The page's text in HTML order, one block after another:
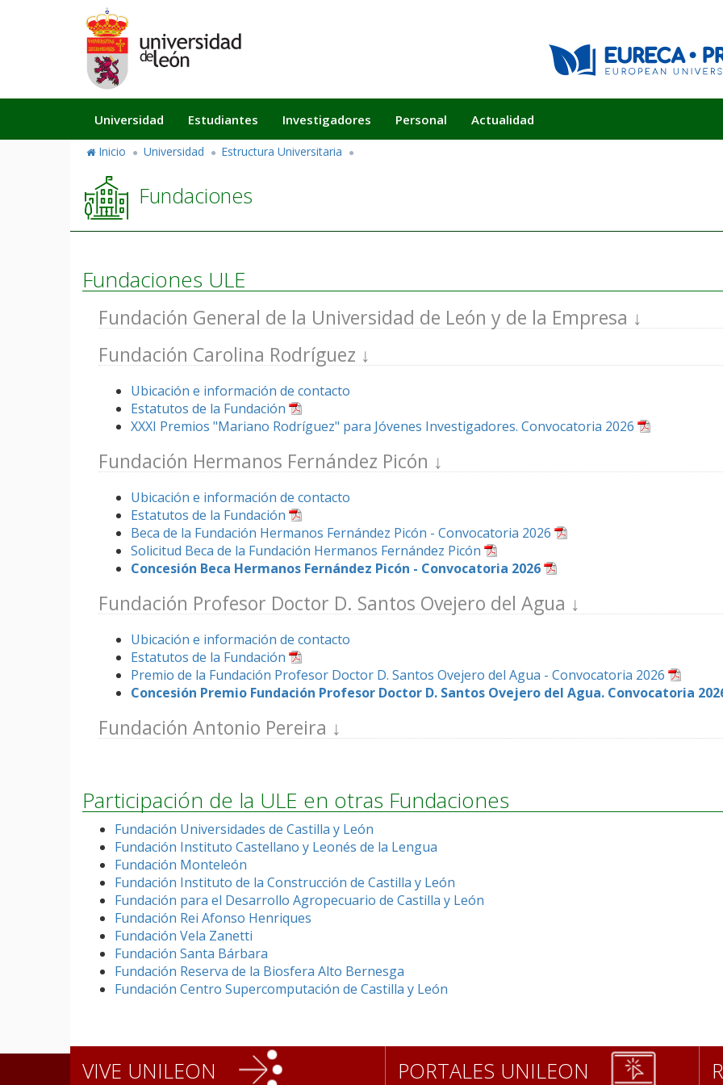
Navegación
principal
Universidad Estudiantes Investigadores Personal Actualidad
Inicio Universidad Estructura Universitaria
Fundaciones
Fundaciones ULE
Fundación General de la Universidad de León y de la Empresa
Fundación Carolina Rodríguez
Ubicación e información de contacto
Estatutos de la Fundación
XXXI Premios "Mariano Rodríguez" para Jóvenes Investigadores. Convocatoria 2026
Fundación Hermanos Fernández Picón
Ubicación e información de contacto
Estatutos de la Fundación
Beca de la Fundación Hermanos Fernández Picón - Convocatoria 2026
Solicitud Beca de la Fundación Hermanos Fernández Picón
Concesión Beca Hermanos Fernández Picón - Convocatoria 2026
Fundación Profesor Doctor D. Santos Ovejero del Agua
Ubicación e información de contacto
Estatutos de la Fundación
Premio de la Fundación Profesor Doctor D. Santos Ovejero del Agua - Convocatoria 2026
Concesión Premio Fundación Profesor Doctor D. Santos Ovejero del Agua. Convocatoria
Fundación Antonio Pereira
Participación de la ULE en otras Fundaciones
Fundación Universidades de Castilla y León
Fundación Instituto Castellano y Leonés de la Lengua
Fundación Monteleón
Fundación Instituto de la Construcción de Castilla y León
Fundación para el Desarrollo Agropecuario de Castilla y León
Fundación Rei Afonso Henriques
Fundación Vela Zanetti
Fundación Santa Bárbara
Fundación Reserva de la Biosfera Alto Bernesga
Fundación Centro Supercomputación de Castilla y León
VIVE UNILEON PORTALES UNILEON